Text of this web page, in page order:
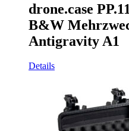
drone.case
B&W
Antigravity A1
Details